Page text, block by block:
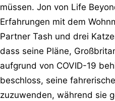
müssen. Jon von Life
Erfahrungen mit dem
Partner Tash und drei
dass seine Pläne,
aufgrund von COVID-19
beschloss, seine
zuzuwenden, während sie